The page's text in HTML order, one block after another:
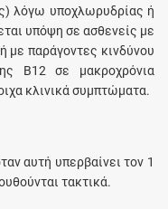
λόγω υποχλωρυδρίας ή
υπόψη σε ασθενείς με
με παράγοντες κινδύνου
Β12 σε μακροχρόνια
κλινικά συμπτώματα.
αυτή υπερβαίνει τον 1
τακτικά.